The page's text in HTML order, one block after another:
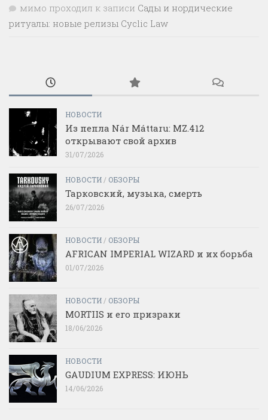
мимо проходил к записи Сады и нордические
ритуалы: новые релизы Cyclic Law
НОВОСТИ
Из пепла Nár Máttaru: MZ.412
открывают свой архив
31/07/2026
НОВОСТИ / ОБЗОРЫ
Тарковский, музыка, смерть
26/07/2026
НОВОСТИ / ОБЗОРЫ
AFRICAN IMPERIAL WIZARD и их борьба
01/07/2026
НОВОСТИ / ОБЗОРЫ
MORTIIS и его призраки
18/06/2026
НОВОСТИ
GAUDIUM EXPRESS: ИЮНЬ
14/06/2026